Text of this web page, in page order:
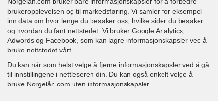
Norgelån.com bruker bare informasjonskapsler for å forbedre
brukeropplevelsen og til markedsføring. Vi samler for eksempel
inn data om hvor lenge du besøker oss, hvilke sider du besøker
og hvordan du fant nettstedet. Vi bruker Google Analytics,
Adwords og Facebook, som kan lagre informasjonskapsler ved å
bruke nettstedet vårt.
Du kan når som helst velge å fjerne informasjonskapsler ved å gå
til innstillingene i nettleseren din. Du kan også enkelt velge å
bruke Norgelån.com uten informasjonskapsler.